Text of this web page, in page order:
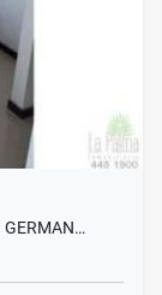
GERMAN…